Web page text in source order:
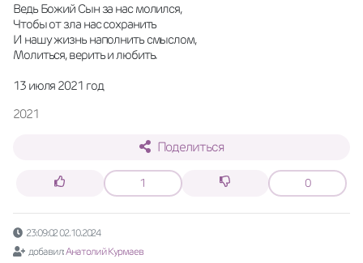
Ведь Божий Сын за нас молился,
Чтобы от зла нас сохранить
И нашу жизнь наполнить смыслом,
Молиться, верить и любить.
13 июля 2021 год
2021
Поделиться
1 0
23:09:02 02.10.2024
добавил:Анатолий Курмаев